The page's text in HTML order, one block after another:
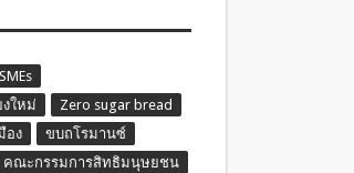
SMEs
งใหม่
Zero sugar bread
อง
ขบถโรมานซ์
คณะกรรมการสิทธิมนุษยชน